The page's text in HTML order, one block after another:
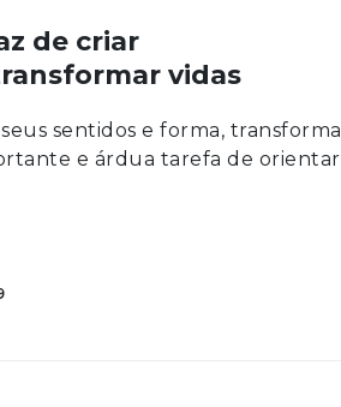
de criar
vidas
sentidos e forma, transforma
e árdua tarefa de orientar